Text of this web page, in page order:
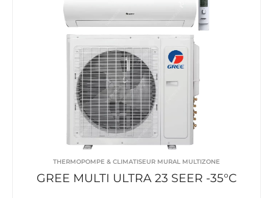
THERMOPOMPE & CLIMATISEUR MURAL MULTIZONE
GREE MULTI ULTRA 23 SEER -35°C